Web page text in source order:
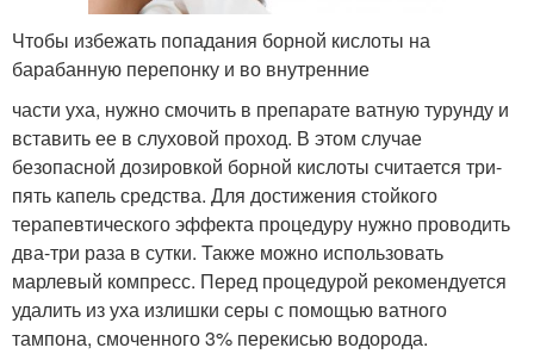
Чтобы избежать попадания борной кислоты на
барабанную перепонку и во внутренние
части уха, нужно смочить в препарате ватную турунду и
вставить ее в слуховой проход. В этом случае
безопасной дозировкой борной кислоты считается три-
пять капель средства. Для достижения стойкого
терапевтического эффекта процедуру нужно проводить
два-три раза в сутки. Также можно использовать
марлевый компресс. Перед процедурой рекомендуется
удалить из уха излишки серы с помощью ватного
тампона, смоченного 3% перекисью водорода.